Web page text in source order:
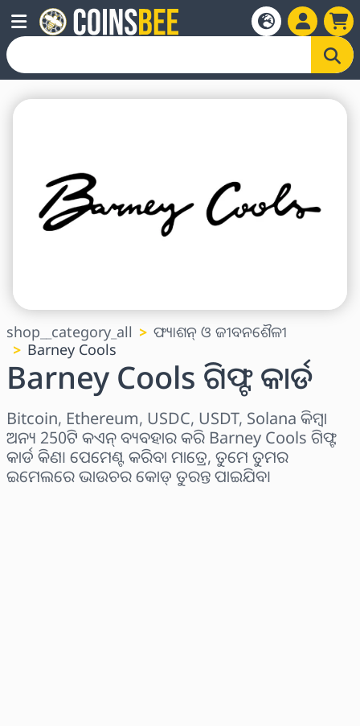
shop__category_all
ଫ୍ୟାଶନ୍ ଓ ଜୀବନଶୈଳୀ
Barney Cools
Barney Cools ଗିଫ୍ଟ କାର୍ଡ
Bitcoin, Ethereum, USDC, USDT, Solana କିମ୍ବା
ଅନ୍ୟ 250ଟି କଏନ୍ ବ୍ୟବହାର କରି Barney Cools ଗିଫ୍ଟ
କାର୍ଡ କିଣ। ପେମେଣ୍ଟ କରିବା ମାତ୍ରେ, ତୁମେ ତୁମର
ଇମେଲରେ ଭାଉଚର କୋଡ୍ ତୁରନ୍ତ ପାଇଯିବ।